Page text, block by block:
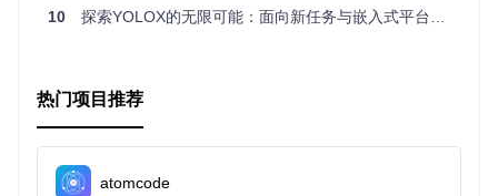
梁，跨入更智能、更直观的计算机视觉时代！
1. **环境配置**
2. **获取资源**
10 探索YOLOX的无限可能：面向新任务与嵌入式平台的优化模型库
热门项目推荐
atomcode